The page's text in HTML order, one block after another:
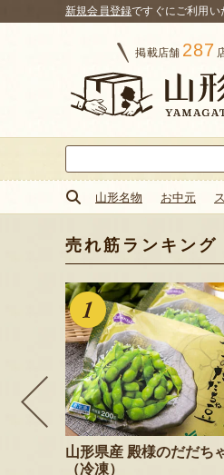
新規会員登録ですぐにご利用い
掲載店舗 287
索:
山形名物 お中元
売れ筋ランキング
山形県産 殿様のだだち
（冷凍）